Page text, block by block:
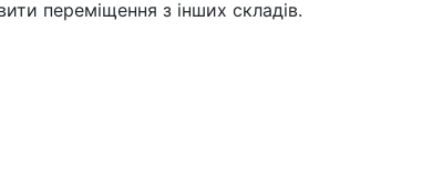
переміщення з інших складів.